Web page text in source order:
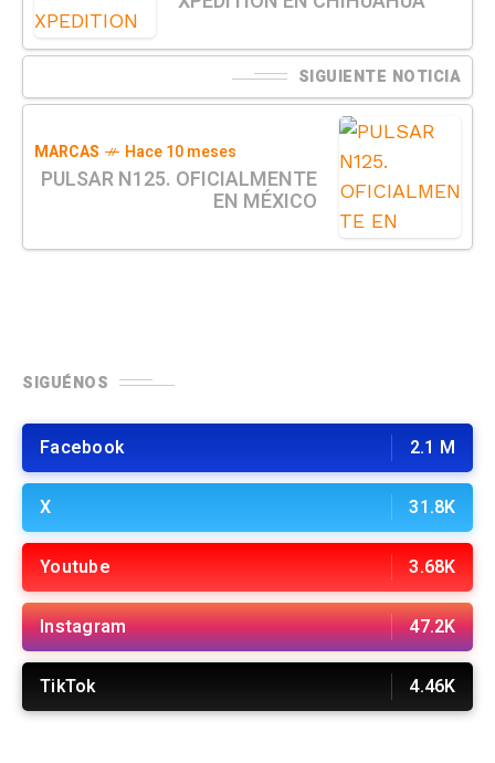
SIGUIENTE NOTICIA
MARCAS Hace 10 meses
PULSAR N125. OFICIALMENTE
EN MÉXICO
SIGUÉNOS
Facebook 2.1 M
X 31.8K
Youtube 3.68K
Instagram 47.2K
TikTok 4.46K